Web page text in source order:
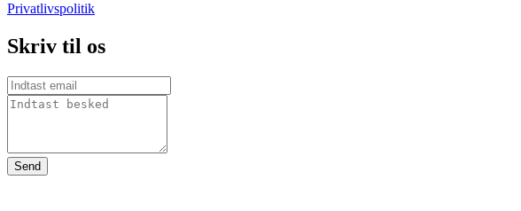
Privatlivspolitik
Skriv til os